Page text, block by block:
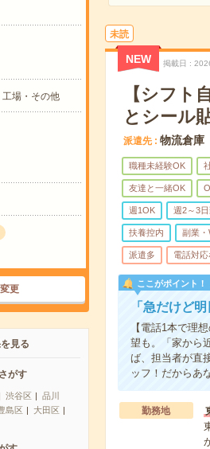
場・その他
更
見る
がす
渋谷区
品川
島区
大田区
未読
NEW 掲載日
【シフト
とシール
派遣先 物流倉庫
職種未経験OK
友達と一緒OK
週1OK 週2～3
扶養控内 副業・
派遣多 電話対応
ここがポイント！
「急だけど
【電話1本で理
望も。「家から
ば、担当者が直
ッフ！だからあ
勤務地